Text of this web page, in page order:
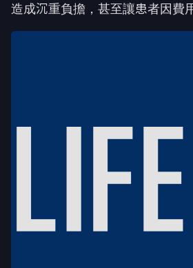
造成沉重負擔，甚至讓患者因費